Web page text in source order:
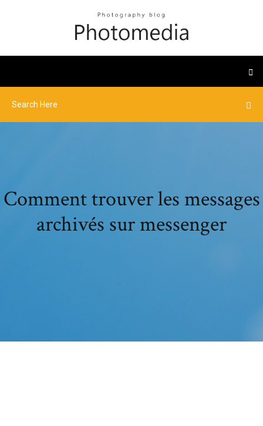
Comment trouver les messages
archivés sur messenger